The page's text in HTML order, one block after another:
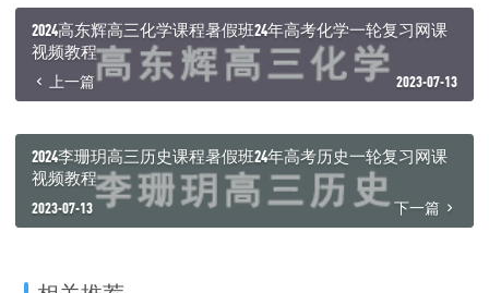
2024高东辉高三化学课程暑假班24年高考化学一轮复习网课
视频教程
上一篇 2023-07-13
2024李珊玥高三历史课程暑假班24年高考历史一轮复习网课
视频教程
2023-07-13 下一篇